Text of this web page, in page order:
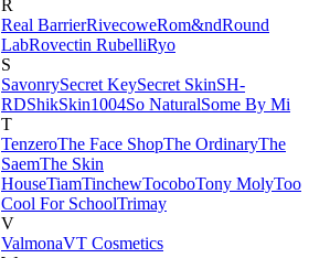
R
Real BarrierRivecoweRom&ndRound
LabRovectin RubelliRyo
S
SavonrySecret KeySecret SkinSH-
RDShikSkin1004So NaturalSome By Mi
T
TenzeroThe Face ShopThe OrdinaryThe
SaemThe Skin
HouseTiamTinchewTocoboTony MolyToo
Cool For SchoolTrimay
V
ValmonaVT Cosmetics